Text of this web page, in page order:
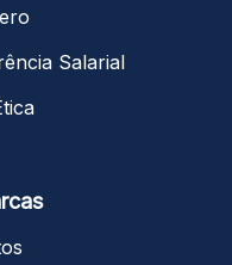
Salarial